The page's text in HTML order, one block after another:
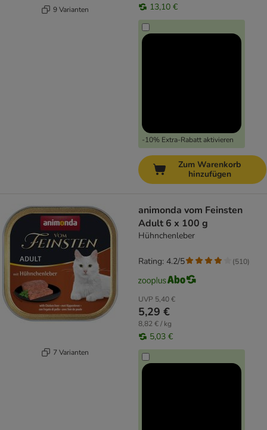
9 Varianten 13,10 €
-10% Extra-Rabatt aktivieren
Zum Warenkorb
hinzufügen
7 Varianten
animonda vom Feinsten
Adult 6 x 100 g
Hühnchenleber
UVP 5,40 €
5,29 €
8,82 € / kg
5,03 €
Rating: 4.2/5 (510)